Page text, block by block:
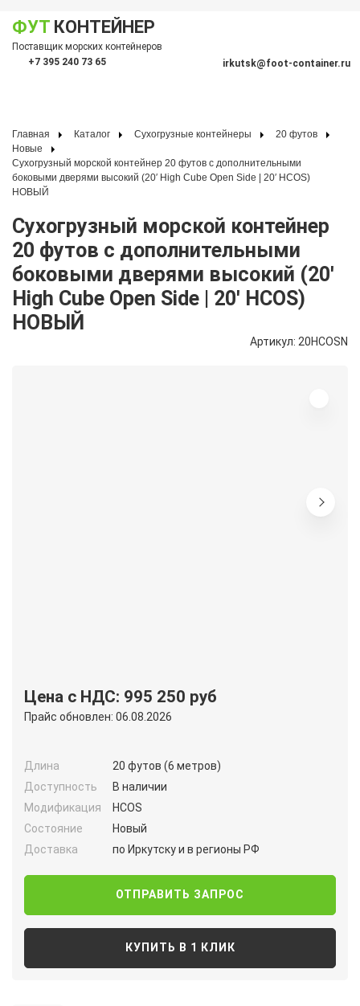
ФУТ КОНТЕЙНЕР
Поставщик морских контейнеров
+7 395 240 73 65
irkutsk@foot-container.ru
Главная Каталог Сухогрузные контейнеры
20 футов
Новые
Сухогрузный морской контейнер 20 футов с дополнительными
боковыми дверями высокий (20′ High Cube Open Side | 20′ HCOS)
НОВЫЙ
Сухогрузный морской контейнер
20 футов с дополнительными
боковыми дверями высокий (20′
High Cube Open Side | 20′ HCOS)
НОВЫЙ
Артикул: 20HCOSN
Цена с НДС: 995 250 руб
Прайс обновлен: 06.08.2026
Длина
20 футов (6 метров)
Доступность
В наличии
Модификация
HCOS
Состояние
Новый
Доставка
по Иркутску и в регионы РФ
ОТПРАВИТЬ ЗАПРОС
КУПИТЬ В 1 КЛИК
меню